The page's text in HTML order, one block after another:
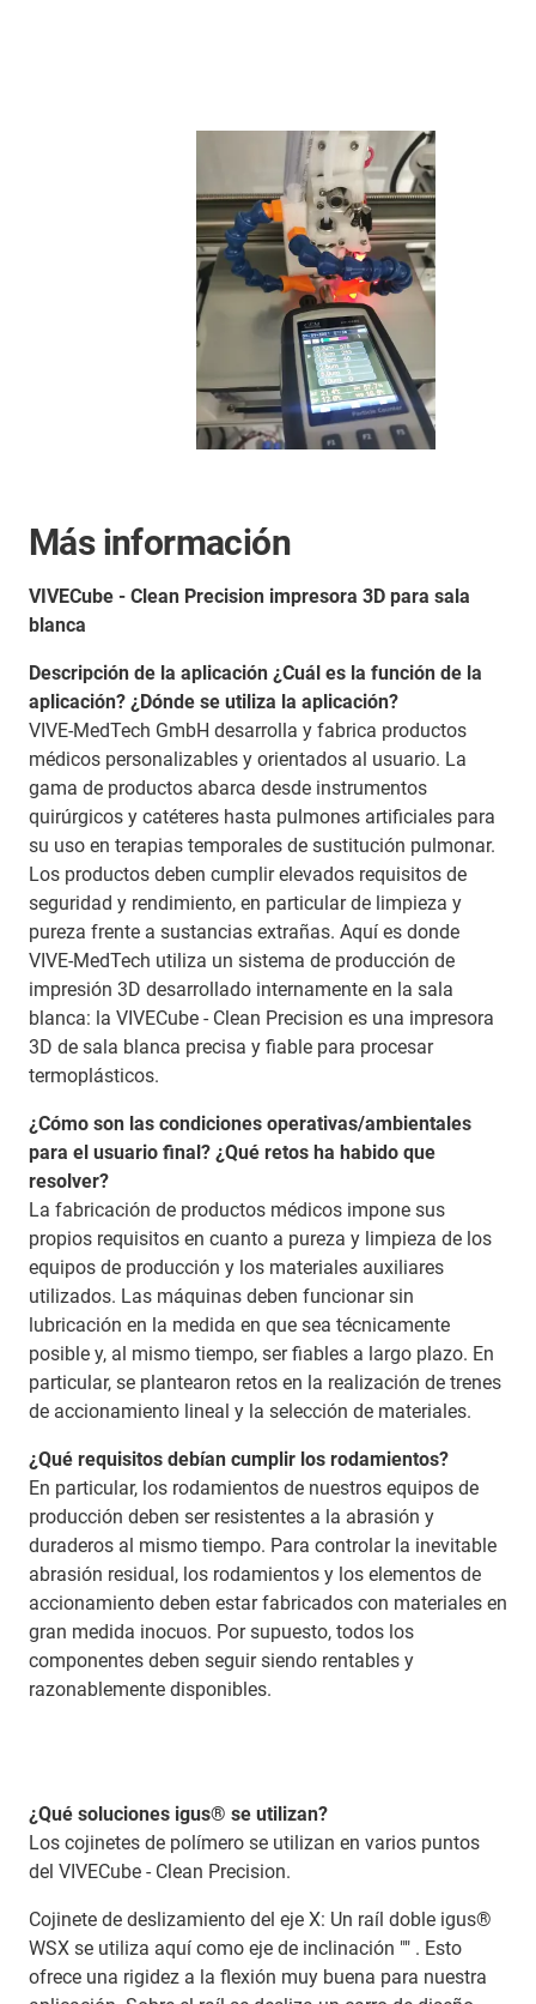
Más información
VIVECube - Clean Precision impresora 3D para sala
blanca
Descripción de la aplicación ¿Cuál es la función de la
aplicación? ¿Dónde se utiliza la aplicación?
VIVE-MedTech GmbH desarrolla y fabrica productos
médicos personalizables y orientados al usuario. La
gama de productos abarca desde instrumentos
quirúrgicos y catéteres hasta pulmones artificiales para
su uso en terapias temporales de sustitución pulmonar.
Los productos deben cumplir elevados requisitos de
seguridad y rendimiento, en particular de limpieza y
pureza frente a sustancias extrañas. Aquí es donde
VIVE-MedTech utiliza un sistema de producción de
impresión 3D desarrollado internamente en la sala
blanca: la VIVECube - Clean Precision es una impresora
3D de sala blanca precisa y fiable para procesar
termoplásticos.
¿Cómo son las condiciones operativas/ambientales
para el usuario final? ¿Qué retos ha habido que
resolver?
La fabricación de productos médicos impone sus
propios requisitos en cuanto a pureza y limpieza de los
equipos de producción y los materiales auxiliares
utilizados. Las máquinas deben funcionar sin
lubricación en la medida en que sea técnicamente
posible y, al mismo tiempo, ser fiables a largo plazo. En
particular, se plantearon retos en la realización de trenes
de accionamiento lineal y la selección de materiales.
¿Qué requisitos debían cumplir los rodamientos?
En particular, los rodamientos de nuestros equipos de
producción deben ser resistentes a la abrasión y
duraderos al mismo tiempo. Para controlar la inevitable
abrasión residual, los rodamientos y los elementos de
accionamiento deben estar fabricados con materiales en
gran medida inocuos. Por supuesto, todos los
componentes deben seguir siendo rentables y
razonablemente disponibles.
¿Qué soluciones igus® se utilizan?
Los cojinetes de polímero se utilizan en varios puntos
del VIVECube - Clean Precision.
Cojinete de deslizamiento del eje X: Un raíl doble igus®
WSX se utiliza aquí como eje de inclinación "" . Esto
ofrece una rigidez a la flexión muy buena para nuestra